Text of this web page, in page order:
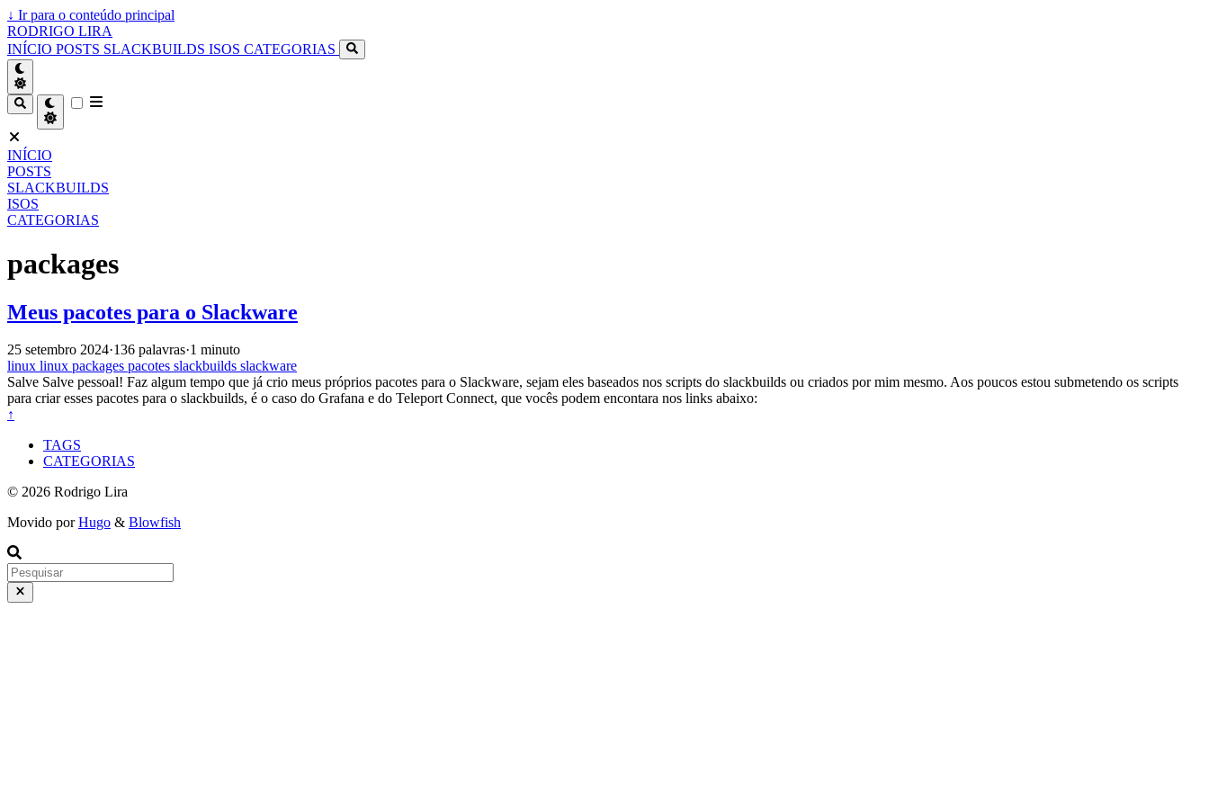
↓ Ir para o conteúdo principal
RODRIGO LIRA
INÍCIO POSTS SLACKBUILDS ISOS CATEGORIAS
INÍCIO
POSTS
SLACKBUILDS
ISOS
CATEGORIAS
packages
Meus pacotes para o Slackware
25 setembro 2024·136 palavras·1 minuto
linux linux packages pacotes slackbuilds slackware
Salve Salve pessoal! Faz algum tempo que já crio meus próprios pacotes para o Slackware, sejam eles baseados nos scripts do slackbuilds ou criados por mim mesmo. Aos poucos estou submetendo os scripts
para criar esses pacotes para o slackbuilds, é o caso do Grafana e do Teleport Connect, que vocês podem encontara nos links abaixo:
↑
TAGS
CATEGORIAS
© 2026 Rodrigo Lira
Movido porHugo & Blowfish